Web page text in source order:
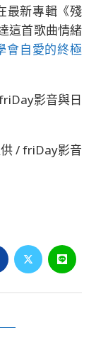
最新專輯《殘
這首歌曲情緒
會自愛的終極
影音與日
/ friDay影音